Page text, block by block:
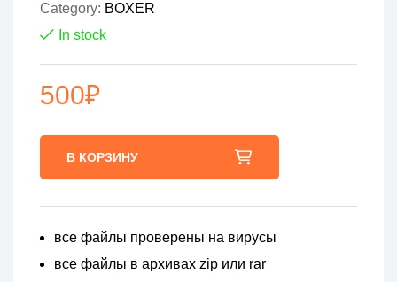
Category: BOXER
In stock
500₽
В КОРЗИНУ
все файлы проверены на вирусы
все файлы в архивах zip или rar